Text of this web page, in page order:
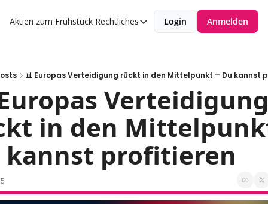
Aktien zum Frühstück Rechtliches
Rechtliches
Impressum
Login Anmelden
📊 Europas Verteidigung rückt in den Mittelpunkt – Du kannst
in den
kannst profitieren